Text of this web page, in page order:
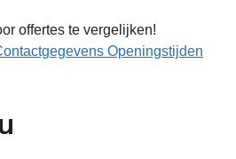
offertes te vergelijken!
Openingstijden